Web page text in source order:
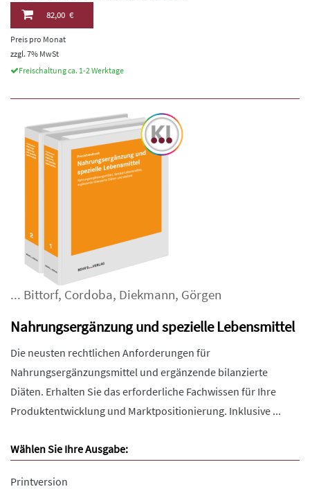
82,00 €
Preis pro Monat
zzgl. 7% MwSt
Freischaltung ca. 1-2 Werktage
... Bittorf, Cordoba, Diekmann, Görgen
Nahrungsergänzung und spezielle Lebensmittel
Die neusten rechtlichen Anforderungen für
Nahrungsergänzungsmittel und ergänzende bilanzierte
Diäten. Erhalten Sie das erforderliche Fachwissen für Ihre
Produktentwicklung und Marktpositionierung. Inklusive ...
Wählen Sie Ihre Ausgabe:
Printversion